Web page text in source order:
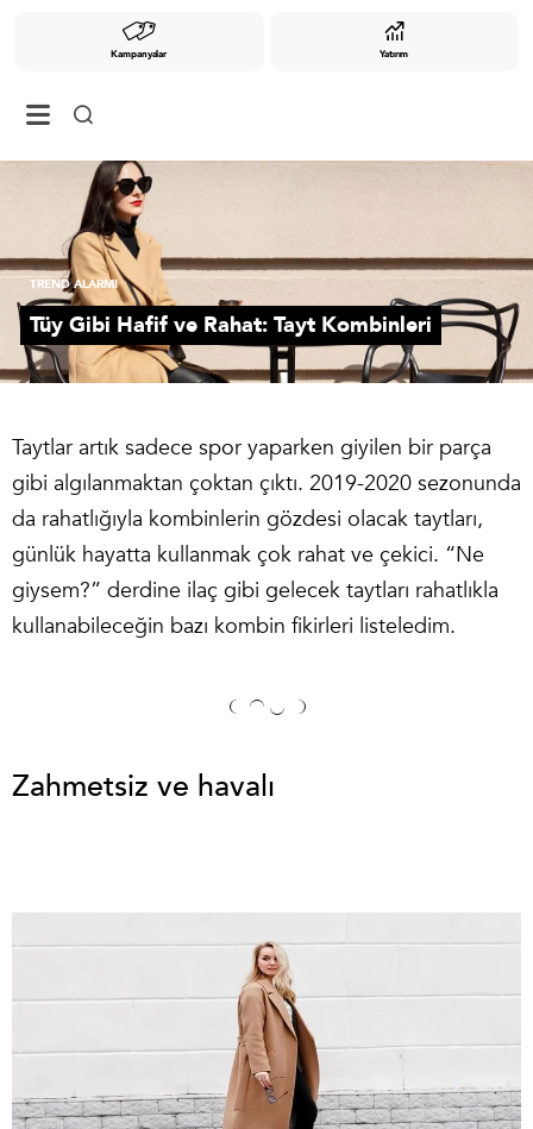
Kampanyalar Yatırım
TREND ALARMI
Tüy Gibi Hafif ve Rahat: Tayt Kombinleri
Taytlar artık sadece spor yaparken giyilen bir parça
gibi algılanmaktan çoktan çıktı. 2019-2020 sezonunda
da rahatlığıyla kombinlerin gözdesi olacak taytları,
günlük hayatta kullanmak çok rahat ve çekici. “Ne
giysem?” derdine ilaç gibi gelecek taytları rahatlıkla
kullanabileceğin bazı kombin fikirleri listeledim.
Zahmetsiz ve havalı